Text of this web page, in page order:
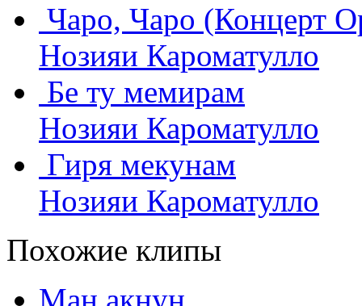
Чаро, Чаро (Концерт
Нозияи Кароматулло
Бе ту мемирам
Нозияи Кароматулло
Гиря мекунам
Нозияи Кароматулло
Похожие клипы
Ман акнун